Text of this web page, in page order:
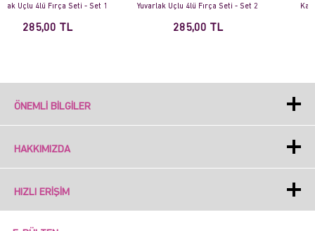
Yuvarlak Uçlu 4lü Fırça Seti - Set 2
285,00 TL
Karma 8li Fırça Seti - Set 7
610,00 TL
ÖNEMLI BILGILER
HAKKIMIZDA
HIZLI ERIŞIM